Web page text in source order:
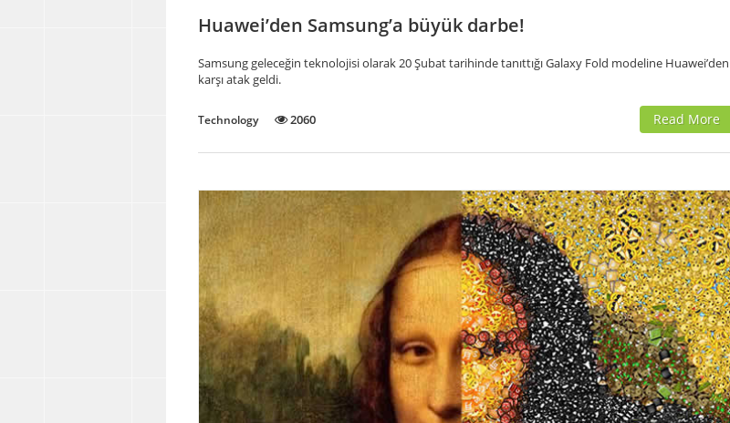
Huawei’den Samsung’a büyük darbe!
Samsung geleceğin teknolojisi olarak 20 Şubat tarihinde tanıttığı Galaxy Fold modeline Huawei’den
karşı atak geldi.
Technology 2060 Read More